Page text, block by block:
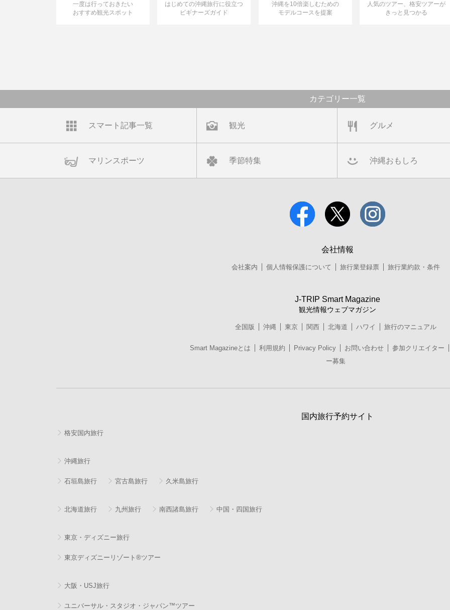
一度は行っておきたい
おすすめ観光スポット
はじめての沖縄旅行に役立つ
ビギナーズガイド
沖縄を10倍楽しむための
モデルコースを提案
人気のツアー、格安ツアーが
きっと見つかる
カテゴリー一覧
スマート記事一覧 観光 グルメ
マリンスポーツ 季節特集 沖縄おもしろ
会社情報
会社案内 個人情報保護について 旅行業登録票 旅行業約款・条件
J-TRIP Smart Magazine
観光情報ウェブマガジン
全国版 沖縄 東京 関西 北海道 ハワイ 旅行のマニュアル
Smart Magazineとは 利用規約 Privacy Policy お問い合わせ
参加クリエイター
ー募集
国内旅行予約サイト
格安国内旅行
沖縄旅行
石垣島旅行 宮古島旅行 久米島旅行
北海道旅行 九州旅行 南西諸島旅行 中国・四国旅行
東京・ディズニー旅行
東京ディズニーリゾート®ツアー
大阪・USJ旅行
ユニバーサル・スタジオ・ジャパン™ツアー